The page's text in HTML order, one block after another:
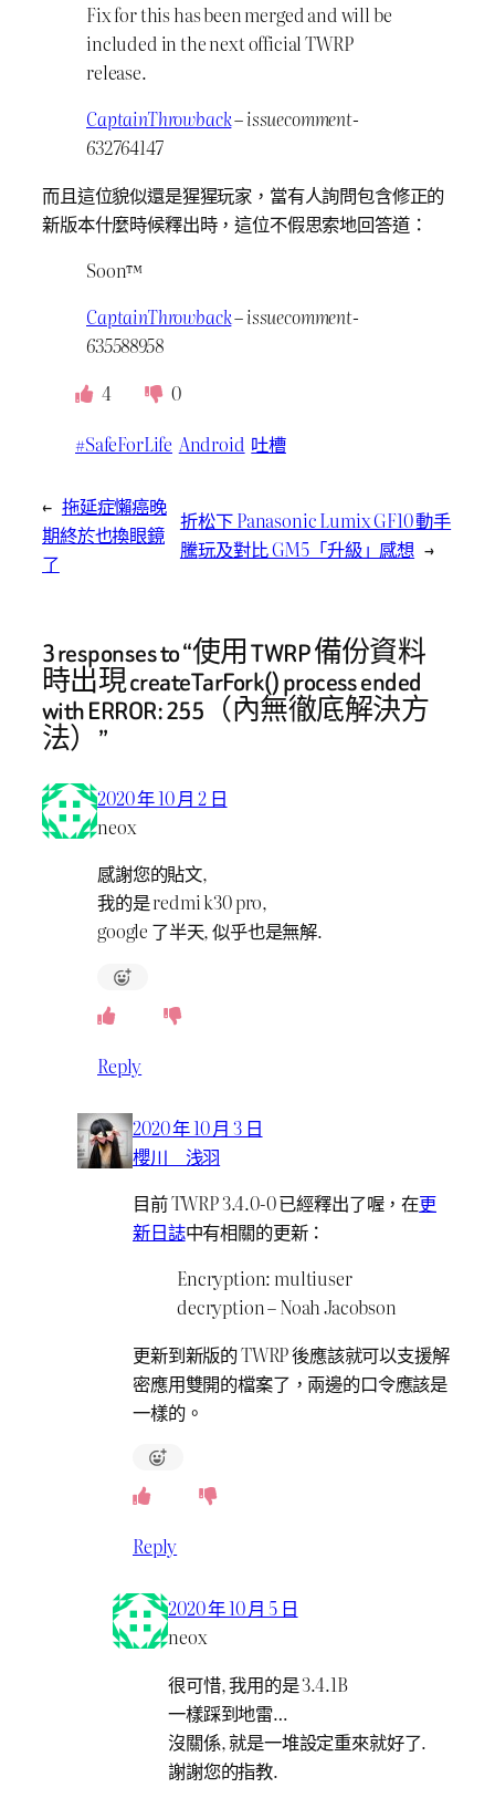
Fix for this has been merged and will be
included in the next official TWRP
release.
CaptainThrowback– issuecomment-
632764147
而且這位貌似還是猩猩玩家，當有人詢問包含修正的
新版本什麼時候釋出時，這位不假思索地回答道：
Soon™
CaptainThrowback– issuecomment-
635588958
4
0
#SafeForLife Android 吐槽
← 拖延症懶癌晚
期終於也換眼鏡
了
折
騰
松下 Panasonic Lumix GF10 動手
玩及對比 GM5「升級」感想 →
3 responses to “使用 TWRP 備份資料
時出現 createTarFork() process ended
with ERROR: 255（內無徹底解決方
法）”
2020 年 10 月 2 日
neox
感謝您的貼文,
我的是 redmi k30 pro,
google 了半天, 似乎也是無解.
Reply
2020 年 10 月 3 日
櫻川 浅羽
目前 TWRP 3.4.0-0 已經釋出了喔，在更
新日誌中有相關的更新：
Encryption: multiuser
decryption – Noah Jacobson
更新到新版的 TWRP 後應該就可以支援解
密應用雙開的檔案了，兩邊的口令應該是
一樣的。
Reply
2020 年 10 月 5 日
neox
很可惜, 我用的是 3.4.1B
一樣踩到地雷…
沒關係, 就是一堆設定重來就好了.
謝謝您的指教.